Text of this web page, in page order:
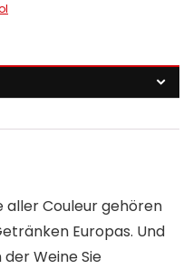
aller Couleur gehören
Europas. Und
Weine Sie